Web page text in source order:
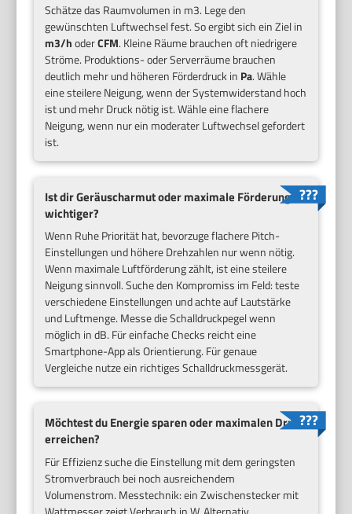
Schätze das Raumvolumen in m3. Lege den
gewünschten Luftwechsel fest. So ergibt sich ein Ziel in
m3/hoderCFM. Kleine Räume brauchen oft niedrigere
Ströme. Produktions- oder Serverräume brauchen
deutlich mehr und höheren Förderdruck in Pa. Wähle
eine steilere Neigung, wenn der Systemwiderstand hoch
ist und mehr Druck nötig ist. Wähle eine flachere
Neigung, wenn nur ein moderater Luftwechsel gefordert
ist.
Ist dir Geräuscharmut oder maximale Förderung
wichtiger?
Wenn Ruhe Priorität hat, bevorzuge flachere Pitch-
Einstellungen und höhere Drehzahlen nur wenn nötig.
Wenn maximale Luftförderung zählt, ist eine steilere
Neigung sinnvoll. Suche den Kompromiss im Feld: teste
verschiedene Einstellungen und achte auf Lautstärke
und Luftmenge. Messe die Schalldruckpegel wenn
möglich in dB. Für einfache Checks reicht eine
Smartphone-App als Orientierung. Für genaue
Vergleiche nutze ein richtiges Schalldruckmessgerät.
Möchtest du Energie sparen oder maximalen Druck
erreichen?
Für Effizienz suche die Einstellung mit dem geringsten
Stromverbrauch bei noch ausreichendem
Volumenstrom. Messtechnik: ein Zwischenstecker mit